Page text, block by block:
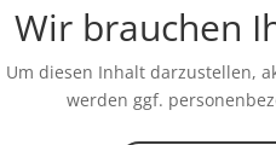
Wir brauchen
Um diesen Inhalt darzustellen,
werden ggf.